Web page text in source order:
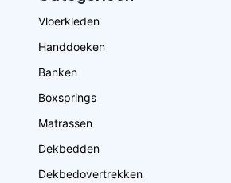
Vloerkleden
Handdoeken
Banken
Boxsprings
Matrassen
Dekbedden
Dekbedovertrekken